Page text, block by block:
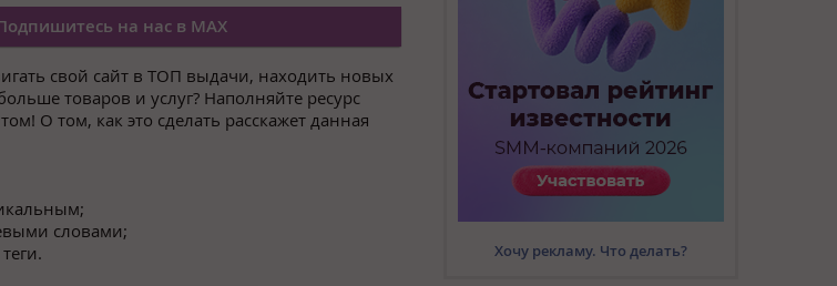
на нас в MAX
свой сайт в ТОП выдачи, находить новых
товаров и услуг? Наполняйте ресурс
О том, как это сделать расскажет данная
словами;
Хочу рекламу. Что делать?